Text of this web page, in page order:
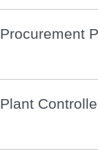
Procurement
Plant